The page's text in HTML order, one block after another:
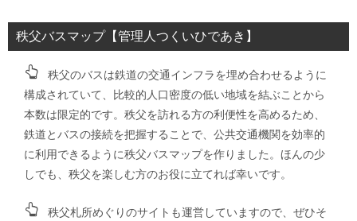
秩父バスマップ【管理人つくいひであき】
秩父のバスは鉄道の交通インフラを埋め合わせるように
構成されていて、比較的人口密度の低い地域を結ぶことから
本数は限定的です。秩父を訪れる方の利便性を高めるため、
鉄道とバスの接続を把握することで、公共交通機関を効率的
に利用できるように秩父バスマップを作りました。ほんの少
しでも、秩父を楽しむ方のお役に立てれば幸いです。
秩父札所めぐりのサイトも運営していますので、ぜひそ